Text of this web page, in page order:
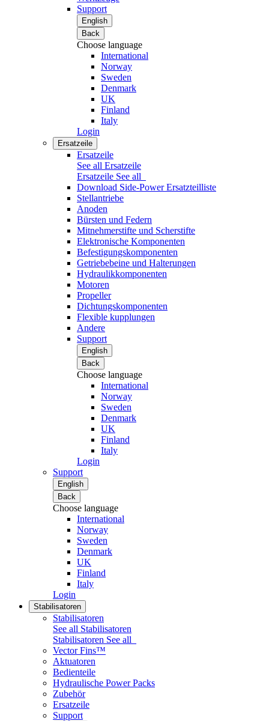
Support
English
Back
Choose language
International
Norway
Sweden
Denmark
UK
Finland
Italy
Login
Ersatzeile
Ersatzeile
See all Ersatzeile
Ersatzeile See all
Download Side-Power Ersatzteilliste
Stellantriebe
Anoden
Bürsten und Federn
Mitnehmerstifte und Scherstifte
Elektronische Komponenten
Befestigungskomponenten
Getriebebeine und Halterungen
Hydraulikkomponenten
Motoren
Propeller
Dichtungskomponenten
Flexible kupplungen
Andere
Support
English
Back
Choose language
International
Norway
Sweden
Denmark
UK
Finland
Italy
Login
Support
English
Back
Choose language
International
Norway
Sweden
Denmark
UK
Finland
Italy
Login
Stabilisatoren
Stabilisatoren
See all Stabilisatoren
Stabilisatoren See all
Vector Fins™
Aktuatoren
Bedienteile
Hydraulische Power Packs
Zubehör
Ersatzeile
Support